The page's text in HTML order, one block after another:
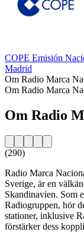
COPE Emisión
Madrid
Om Radio Marca
Om Radio Marca
Om Radio
(290)
Radio Marca
Sverige, är en
Skandinavien. Som
Radiogruppen, hör
stationer, inklusive
förstärker dess